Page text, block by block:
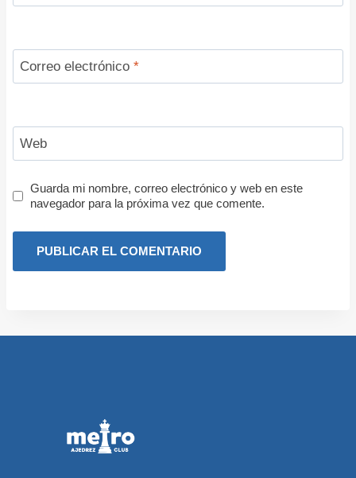
Correo electrónico *
Web
Guarda mi nombre, correo electrónico y web en este
navegador para la próxima vez que comente.